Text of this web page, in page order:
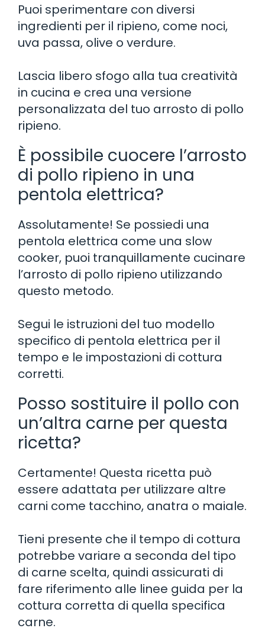
Puoi sperimentare con diversi
ingredienti per il ripieno, come noci,
uva passa, olive o verdure.
Lascia libero sfogo alla tua creatività
in cucina e crea una versione
personalizzata del tuo arrosto di pollo
ripieno.
È possibile cuocere l’arrosto
di pollo ripieno in una
pentola elettrica?
Assolutamente! Se possiedi una
pentola elettrica come una slow
cooker, puoi tranquillamente cucinare
l’arrosto di pollo ripieno utilizzando
questo metodo.
Segui le istruzioni del tuo modello
specifico di pentola elettrica per il
tempo e le impostazioni di cottura
corretti.
Posso sostituire il pollo con
un’altra carne per questa
ricetta?
Certamente! Questa ricetta può
essere adattata per utilizzare altre
carni come tacchino, anatra o maiale.
Tieni presente che il tempo di cottura
potrebbe variare a seconda del tipo
di carne scelta, quindi assicurati di
fare riferimento alle linee guida per la
cottura corretta di quella specifica
carne.